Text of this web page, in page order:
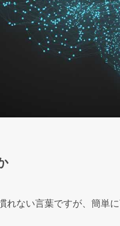
れない言葉ですが、簡単